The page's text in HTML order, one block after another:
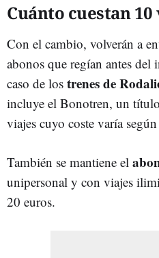
Cuánto cuestan 10
Con el cambio, volverán a
abonos que regían antes del
caso de los trenes de
incluye el Bonotren, un
viajes cuyo coste varía
También se mantiene el
unipersonal y con viajes
20 euros.